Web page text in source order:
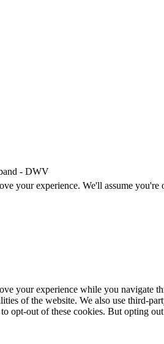
- DWV
your experience. We'll assume
your experience while you navigate
of the website. We also use third-
opt-out of these cookies. But opting